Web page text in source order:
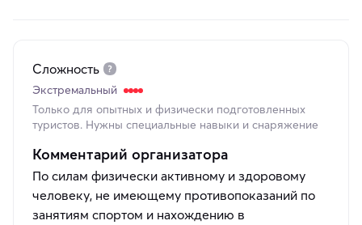
Сложность
Экстремальный
Только для опытных и физически подготовленных
туристов. Нужны специальные навыки и снаряжение
Комментарий организатора
По силам физически активному и здоровому
человеку, не имеющему противопоказаний по
занятиям спортом и нахождению в